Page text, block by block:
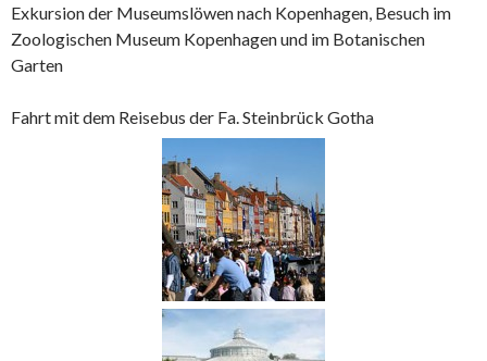
Exkursion der Museumslöwen nach Kopenhagen, Besuch im
Zoologischen Museum Kopenhagen und im Botanischen
Garten
Fahrt mit dem Reisebus der Fa. Steinbrück Gotha